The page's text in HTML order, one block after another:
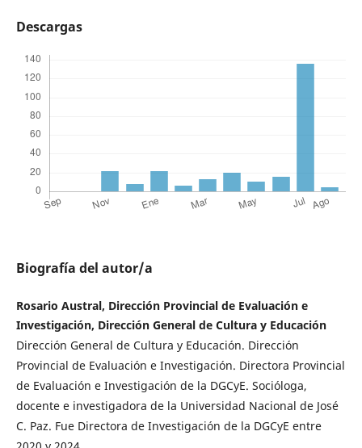
Descargas
Biografía del autor/a
Rosario Austral, Dirección Provincial de Evaluación e
Investigación, Dirección General de Cultura y Educación
Dirección General de Cultura y Educación. Dirección
Provincial de Evaluación e Investigación. Directora Provincial
de Evaluación e Investigación de la DGCyE. Socióloga,
docente e investigadora de la Universidad Nacional de José
C. Paz. Fue Directora de Investigación de la DGCyE entre